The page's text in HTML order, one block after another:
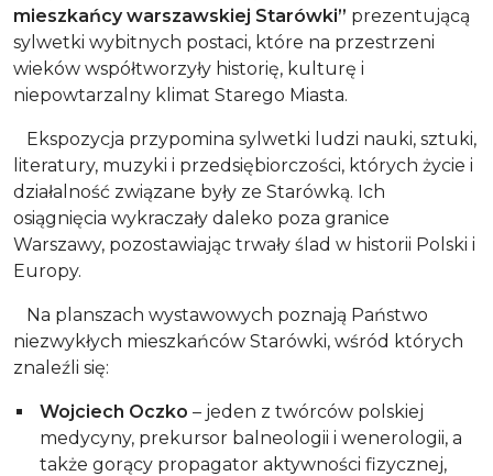
mieszkańcy warszawskiej Starówki” prezentującą
sylwetki wybitnych postaci, które na przestrzeni
wieków współtworzyły historię, kulturę i
niepowtarzalny klimat Starego Miasta.
Ekspozycja przypomina sylwetki ludzi nauki, sztuki,
literatury, muzyki i przedsiębiorczości, których życie i
działalność związane były ze Starówką. Ich
osiągnięcia wykraczały daleko poza granice
Warszawy, pozostawiając trwały ślad w historii Polski i
Europy.
Na planszach wystawowych poznają Państwo
niezwykłych mieszkańców Starówki, wśród których
znaleźli się:
Wojciech Oczko – jeden z twórców polskiej
medycyny, prekursor balneologii i wenerologii, a
także gorący propagator aktywności fizycznej,